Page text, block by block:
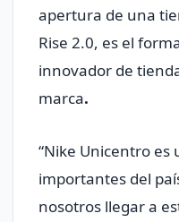
apertura de una
Rise 2.0, es el
innovador de
marca.
“Nike Unicentro es
importantes del
nosotros llegar a